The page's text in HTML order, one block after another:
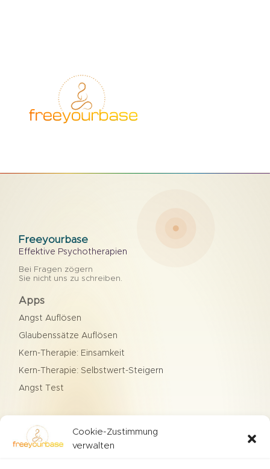
Cookie-Zustimmung
verwalten
Freeyourbase
Effektive Psychotherapien
Bei Fragen zögern
Sie nicht uns zu schreiben.
Apps
Angst Auflösen
Glaubenssätze Auflösen
Kern-Therapie: Einsamkeit
Kern-Therapie: Selbstwert-Steigern
Angst Test
Agoraphobie